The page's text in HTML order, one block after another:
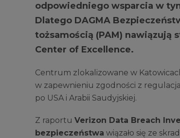
odpowiedniego wsparcia w
Dlatego DAGMA
tożsamością (PAM)
Center of Excellence.
Centrum zlokalizowane w
w zapewnieniu zgodności z
po USA i Arabii Saudyjskiej.
Z raportu Verizon Data Breach
bezpieczeństwa wiązało się ze